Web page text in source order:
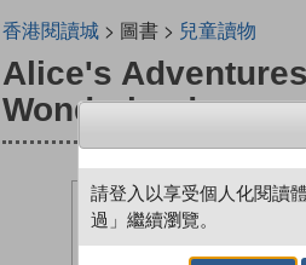
香港閱讀城> 圖書 > 兒童讀物
Alice's
Wonderland
請登入以享受個人化閱讀
過」繼續瀏覽。